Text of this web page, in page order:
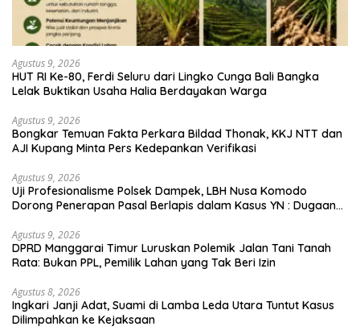
Agustus 9, 2026
HUT RI Ke-80, Ferdi Seluru dari Lingko Cunga Bali Bangka
Lelak Buktikan Usaha Halia Berdayakan Warga
Agustus 9, 2026
Bongkar Temuan Fakta Perkara Bildad Thonak, KKJ NTT dan
AJI Kupang Minta Pers Kedepankan Verifikasi
Agustus 9, 2026
Uji Profesionalisme Polsek Dampek, LBH Nusa Komodo
Dorong Penerapan Pasal Berlapis dalam Kasus YN : Dugaan
Agustus 9, 2026
DPRD Manggarai Timur Luruskan Polemik Jalan Tani Tanah
Rata: Bukan PPL, Pemilik Lahan yang Tak Beri Izin
Agustus 8, 2026
Ingkari Janji Adat, Suami di Lamba Leda Utara Tuntut Kasus
Dilimpahkan ke Kejaksaan